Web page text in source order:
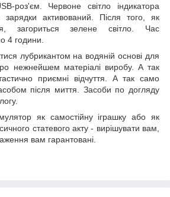
роз'єм. Червоне світло індикатора
активований. Після того, як
загориться зелене світло. Час
4 години.
лубрикантом на водяній основі для
нежнейшем матеріалі виробу. А так
приємні відчуття. А так само
після миття. Засоби по догляду
як самостійну іграшку або як
статевого акту - вирішувати вам,
вам гарантовані.